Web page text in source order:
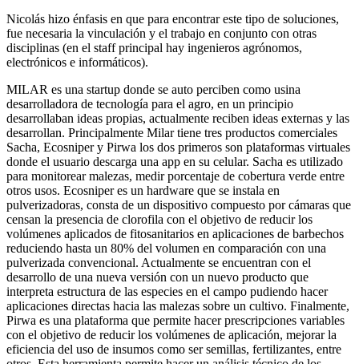
Nicolás hizo énfasis en que para encontrar este tipo de soluciones,
fue necesaria la vinculación y el trabajo en conjunto con otras
disciplinas (en el staff principal hay ingenieros agrónomos,
electrónicos e informáticos).
MILAR es una startup donde se auto perciben como usina
desarrolladora de tecnología para el agro, en un principio
desarrollaban ideas propias, actualmente reciben ideas externas y las
desarrollan. Principalmente Milar tiene tres productos comerciales
Sacha, Ecosniper y Pirwa los dos primeros son plataformas virtuales
donde el usuario descarga una app en su celular. Sacha es utilizado
para monitorear malezas, medir porcentaje de cobertura verde entre
otros usos. Ecosniper es un hardware que se instala en
pulverizadoras, consta de un dispositivo compuesto por cámaras que
censan la presencia de clorofila con el objetivo de reducir los
volúmenes aplicados de fitosanitarios en aplicaciones de barbechos
reduciendo hasta un 80% del volumen en comparación con una
pulverizada convencional. Actualmente se encuentran con el
desarrollo de una nueva versión con un nuevo producto que
interpreta estructura de las especies en el campo pudiendo hacer
aplicaciones directas hacia las malezas sobre un cultivo. Finalmente,
Pirwa es una plataforma que permite hacer prescripciones variables
con el objetivo de reducir los volúmenes de aplicación, mejorar la
eficiencia del uso de insumos como ser semillas, fertilizantes, entre